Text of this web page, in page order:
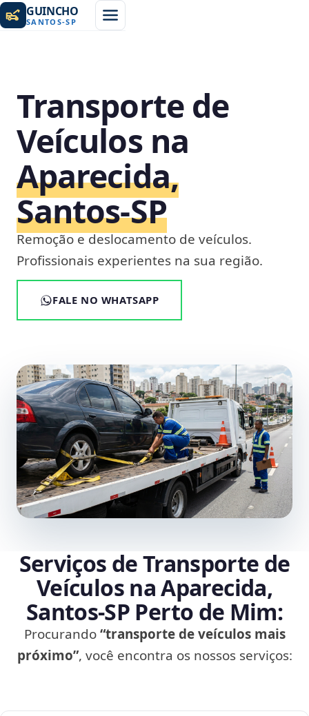
GUINCHO
SANTOS-SP
Transporte de
Veículos na
Aparecida,
Santos‑SP
Remoção e deslocamento de veículos.
Profissionais experientes na sua região.
FALE NO WHATSAPP
Serviços de Transporte de
Veículos na Aparecida,
Santos‑SP Perto de Mim:
Procurando“transporte de veículos mais
próximo”, você encontra os nossos serviços: